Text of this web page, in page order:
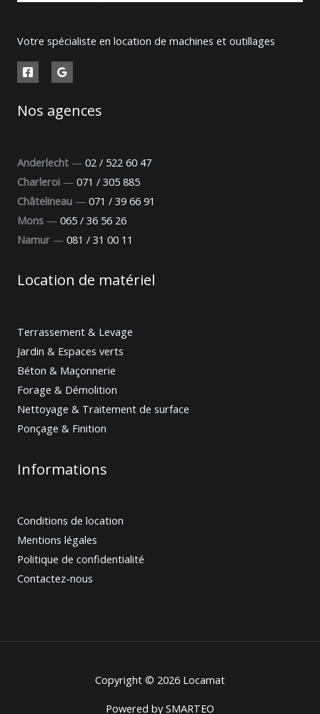
Votre spécialiste en location de machines et outillages
Nos agences
Anderlecht — 02 / 522 60 47
Charleroi — 071 / 305 885
Châtelineau — 071 / 39 66 91
Mons — 065 / 36 56 26
Namur — 081 / 31 00 11
Location de matériel
Terrassement & Levage
Jardin & Espaces verts
Béton & Maçonnerie
Forage & Démolition
Nettoyage & Traitement de surface
Ponçage & Finition
Informations
Conditions de location
Mentions légales
Politique de confidentialité
Contactez-nous
Copyright © 2026 Locamat
Powered bySMARTEO